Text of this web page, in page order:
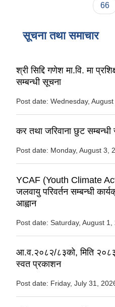
66
सूचना तथा समाचार
श्री सिद्दि गणेश मा.वि. मा
सम्बन्धी सूचना
Post date: Wednesday,
कर तथा जरिवाना छुट सम्बन्धी
Post date: Monday, August 3,
YCAF (Youth Climate
जलवायु परिवर्तन सम्बन्धी
आह्वान
Post date: Saturday, August
आ.व.२०८२/८३को, मिति
स्वत प्रकाशन
Post date: Friday, July 31,